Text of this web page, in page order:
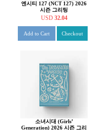
엔시티 127 (NCT 127) 2026
시즌 그리팅
USD 32.04
Add to Cart Checkout
소녀시대 (Girls’
Generation) 2026 시즌 그리